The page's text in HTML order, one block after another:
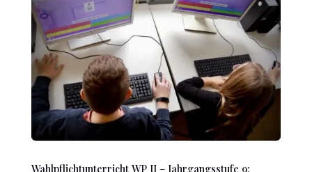
Wahlpflichtunterricht WP II – Jahrgangsstufe 9: